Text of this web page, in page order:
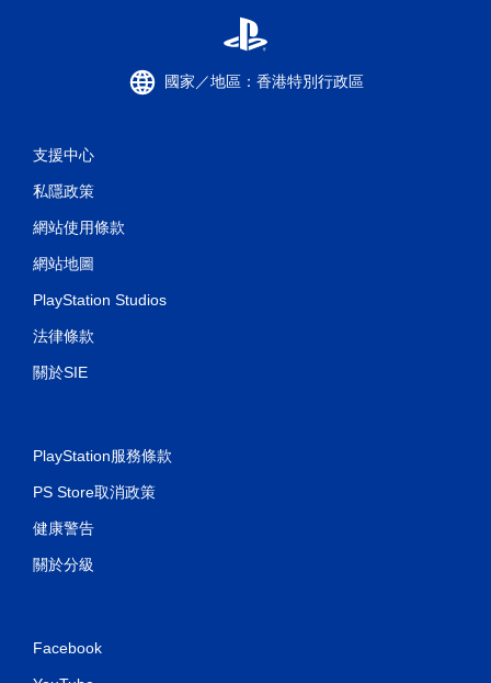
國家／地區：香港特別行政區
支援中心
私隱政策
網站使用條款
網站地圖
PlayStation Studios
法律條款
關於SIE
PlayStation服務條款
PS Store取消政策
健康警告
關於分級
Facebook